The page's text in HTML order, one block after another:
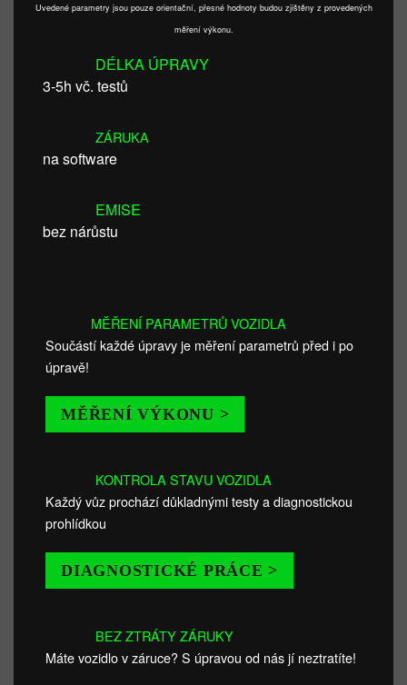
Uvedené parametry jsou pouze orientační, přesné hodnoty budou zjištěny z provedených
měření výkonu.
DÉLKA ÚPRAVY
3-5h vč. testů
ZÁRUKA
na software
EMISE
bez nárůstu
MĚŘENÍ PARAMETRŮ VOZIDLA
Součástí každé úpravy je měření parametrů před i po
úpravě!
MĚŘENÍ VÝKONU >
KONTROLA STAVU VOZIDLA
Každý vůz prochází důkladnými testy a diagnostickou
prohlídkou
DIAGNOSTICKÉ PRÁCE >
BEZ ZTRÁTY ZÁRUKY
Máte vozidlo v záruce? S úpravou od nás jí neztratíte!